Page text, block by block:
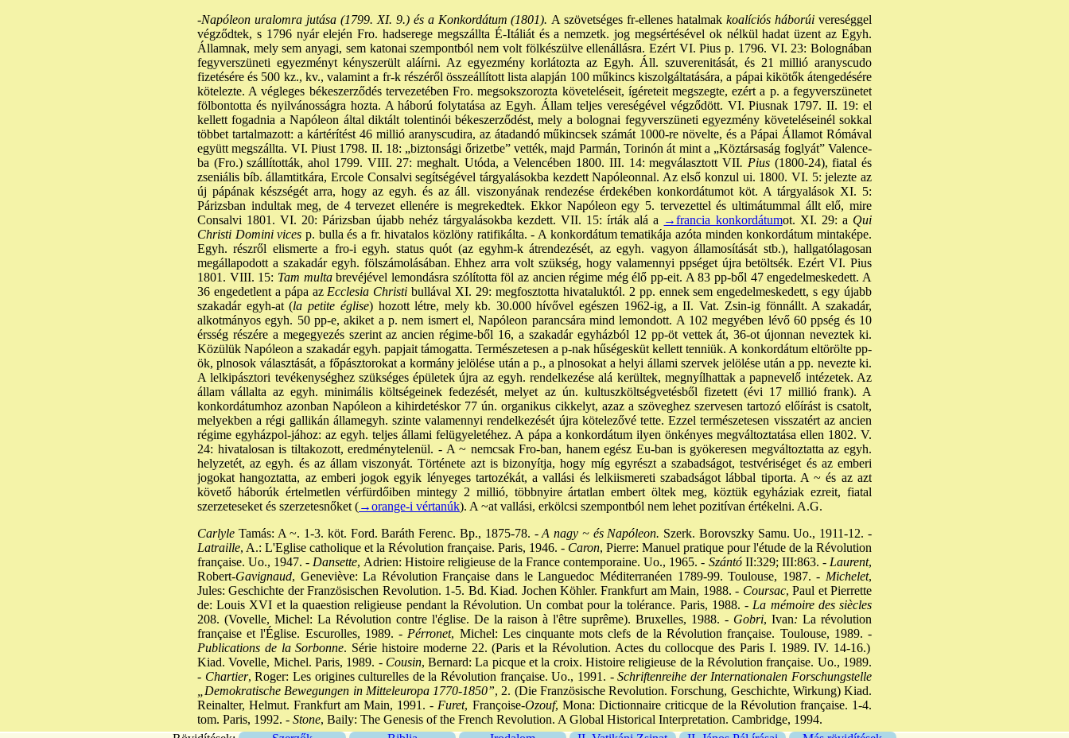
-Napóleon uralomra jutása (1799. XI. 9.) és a Konkordátum (1801). A szövetséges fr-ellenes hatalmak koalíciós háborúi vereséggel
végződtek, s 1796 nyár elején Fro. hadserege megszállta É-Itáliát és a nemzetk. jog megsértésével ok nélkül hadat üzent az Egyh.
Államnak, mely sem anyagi, sem katonai szempontból nem volt fölkészülve ellenállásra. Ezért VI. Pius p. 1796. VI. 23: Bolognában
fegyverszüneti egyezményt kényszerült aláírni. Az egyezmény korlátozta az Egyh. Áll. szuverenitását, és 21 millió aranyscudo
fizetésére és 500 kz., kv., valamint a fr-k részéről összeállított lista alapján 100 műkincs kiszolgáltatására, a pápai kikötők átengedésére
kötelezte. A végleges békeszerződés tervezetében Fro. megsokszorozta követeléseit, ígéreteit megszegte, ezért a p. a fegyverszünetet
fölbontotta és nyilvánosságra hozta. A háború folytatása az Egyh. Állam teljes vereségével végződött. VI. Piusnak 1797. II. 19: el
kellett fogadnia a Napóleon által diktált tolentinói békeszerződést, mely a bolognai fegyverszüneti egyezmény követeléseinél sokkal
többet tartalmazott: a kártérítést 46 millió aranyscudira, az átadandó műkincsek számát 1000-re növelte, és a Pápai Államot Rómával
együtt megszállta. VI. Piust 1798. II. 18: „biztonsági őrizetbe” vették, majd Parmán, Torinón át mint a „Köztársaság foglyát” Valence-
ba (Fro.) szállították, ahol 1799. VIII. 27: meghalt. Utóda, a Velencében 1800. III. 14: megválasztott VII. Pius(1800-24), fiatal és
zseniális bíb. államtitkára, Ercole Consalvi segítségével tárgyalásokba kezdett Napóleonnal. Az első konzul ui. 1800. VI. 5: jelezte az
új pápának készségét arra, hogy az egyh. és az áll. viszonyának rendezése érdekében konkordátumot köt. A tárgyalások XI. 5:
Párizsban indultak meg, de 4 tervezet ellenére is megrekedtek. Ekkor Napóleon egy 5. tervezettel és ultimátummal állt elő, mire
Consalvi 1801. VI. 20: Párizsban újabb nehéz tárgyalásokba kezdett. VII. 15: írták alá a →francia konkordátumot. XI. 29: a Qui
Christi Domini vices p. bulla és a fr. hivatalos közlöny ratifikálta. - A konkordátum tematikája azóta minden konkordátum mintaképe.
Egyh. részről elismerte a fro-i egyh. status quót (az egyhm-k átrendezését, az egyh. vagyon államosítását stb.), hallgatólagosan
megállapodott a szakadár egyh. fölszámolásában. Ehhez arra volt szükség, hogy valamennyi ppséget újra betöltsék. Ezért VI. Pius
1801. VIII. 15: Tam multabrevéjével lemondásra szólította föl az ancien régime még élő pp-eit. A 83 pp-ből 47 engedelmeskedett. A
36 engedetlent a pápa azEcclesia Christi bullával XI. 29: megfosztotta hivataluktól. 2 pp. ennek sem engedelmeskedett, s egy újabb
szakadár egyh-at (la petite église) hozott létre, mely kb. 30.000 hívővel egészen 1962-ig, a II. Vat. Zsin-ig fönnállt. A szakadár,
alkotmányos egyh. 50 pp-e, akiket a p. nem ismert el, Napóleon parancsára mind lemondott. A 102 megyében lévő 60 ppség és 10
érsség részére a megegyezés szerint az ancien régime-ből 16, a szakadár egyházból 12 pp-öt vettek át, 36-ot újonnan neveztek ki.
Közülük Napóleon a szakadár egyh. papjait támogatta. Természetesen a p-nak hűségesküt kellett tenniük. A konkordátum eltörölte pp-
ök, plnosok választását, a főpásztorokat a kormány jelölése után a p., a plnosokat a helyi állami szervek jelölése után a pp. nevezte ki.
A lelkipásztori tevékenységhez szükséges épületek újra az egyh. rendelkezése alá kerültek, megnyílhattak a papnevelő intézetek. Az
állam vállalta az egyh. minimális költségeinek fedezését, melyet az ún. kultuszköltségvetésből fizetett (évi 17 millió frank). A
konkordátumhoz azonban Napóleon a kihirdetéskor 77 ún. organikus cikkelyt, azaz a szöveghez szervesen tartozó előírást is csatolt,
melyekben a régi gallikán államegyh. szinte valamennyi rendelkezését újra kötelezővé tette. Ezzel természetesen visszatért az ancien
régime egyházpol-jához: az egyh. teljes állami felügyeletéhez. A pápa a konkordátum ilyen önkényes megváltoztatása ellen 1802. V.
24: hivatalosan is tiltakozott, eredménytelenül. - A ~ nemcsak Fro-ban, hanem egész Eu-ban is gyökeresen megváltoztatta az egyh.
helyzetét, az egyh. és az állam viszonyát. Története azt is bizonyítja, hogy míg egyrészt a szabadságot, testvériséget és az emberi
jogokat hangoztatta, az emberi jogok egyik lényeges tartozékát, a vallási és lelkiismereti szabadságot lábbal tiporta. A ~ és az azt
követő háborúk értelmetlen vérfürdőiben mintegy 2 millió, többnyire ártatlan embert öltek meg, köztük egyháziak ezreit, fiatal
szerzeteseket és szerzetesnőket (→orange-i vértanúk). A ~at vallási, erkölcsi szempontból nem lehet pozitívan értékelni. A.G.
Carlyle Tamás: A ~. 1-3. köt. Ford. Baráth Ferenc. Bp., 1875-78. -A nagy ~ és Napóleon. Szerk. Borovszky Samu. Uo., 1911-12. -
Latraille, A.: L'Eglise catholique et la Révolution française. Paris, 1946. - Caron, Pierre: Manuel pratique pour l'étude de la Révolution
française. Uo., 1947. - Dansette, Adrien: Histoire religieuse de la France contemporaine. Uo., 1965. - Szántó II:329; III:863. -Laurent,
Robert-Gavignaud, Geneviève: La Révolution Française dans le Languedoc Méditerranéen 1789-99. Toulouse, 1987. - Michelet,
Jules: Geschichte der Französischen Revolution. 1-5. Bd. Kiad. Jochen Köhler. Frankfurt am Main, 1988. - Coursac, Paul et Pierrette
de: Louis XVI et la quaestion religieuse pendant la Révolution. Un combat pour la tolérance. Paris, 1988. - La mémoire des siècles
208. (Vovelle, Michel: La Révolution contre l'église. De la raison à l'être suprême). Bruxelles, 1988. - Gobri, Ivan: La révolution
française et l'Église. Escurolles, 1989. - Pérronet, Michel: Les cinquante mots clefs de la Révolution française. Toulouse, 1989. -
Publications de la Sorbonne. Série histoire moderne 22. (Paris et la Révolution. Actes du collocque des Paris I. 1989. IV. 14-16.)
Kiad. Vovelle, Michel. Paris, 1989. -Cousin, Bernard: La picque et la croix. Histoire religieuse de la Révolution française. Uo., 1989.
- Chartier, Roger: Les origines culturelles de la Révolution française. Uo., 1991. -Schriftenreihe der Internationalen Forschungstelle
„Demokratische Bewegungen in Mitteleuropa 1770-1850”, 2. (Die Französische Revolution. Forschung, Geschichte, Wirkung) Kiad.
Reinalter, Helmut. Frankfurt am Main, 1991. - Furet, Françoise-Ozouf, Mona: Dictionnaire criticque de la Révolution française. 1-4.
tom. Paris, 1992. - Stone, Baily: The Genesis of the French Revolution. A Global Historical Interpretation. Cambridge, 1994.